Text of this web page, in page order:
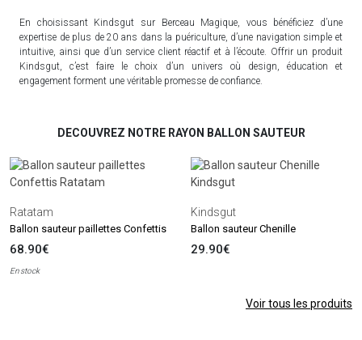
En choisissant Kindsgut sur Berceau Magique, vous bénéficiez d’une
expertise de plus de 20 ans dans la puériculture, d’une navigation simple et
intuitive, ainsi que d’un service client réactif et à l’écoute. Offrir un produit
Kindsgut, c’est faire le choix d’un univers où design, éducation et
engagement forment une véritable promesse de confiance.
DECOUVREZ NOTRE RAYON BALLON SAUTEUR
Ratatam
Ballon sauteur paillettes Confettis
68.90€
En stock
Kindsgut
Ballon sauteur Chenille
29.90€
Voir tous les produits